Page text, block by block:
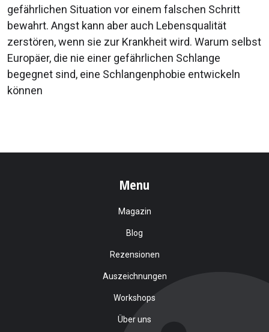
gefährlichen Situation vor einem falschen Schritt
bewahrt. Angst kann aber auch Lebensqualität
zerstören, wenn sie zur Krankheit wird. Warum selbst
Europäer, die nie einer gefährlichen Schlange
begegnet sind, eine Schlangenphobie entwickeln
können
Menu
Magazin
Blog
Rezensionen
Auszeichnungen
Workshops
Über uns